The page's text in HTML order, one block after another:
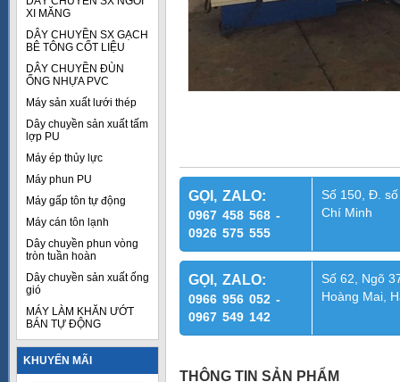
XI MĂNG
DÂY CHUYỀN SX GẠCH
BÊ TÔNG CỐT LIỆU
DÂY CHUYỀN ĐÙN
ỐNG NHỰA PVC
Máy sản xuất lưới thép
Dây chuyền sản xuất tấm
lợp PU
Máy ép thủy lực
Máy phun PU
Máy gấp tôn tự động
Máy cán tôn lạnh
Dây chuyền phun vòng
tròn tuần hoàn
Dây chuyền sản xuất ống
gió
MÁY LÀM KHĂN ƯỚT
BÁN TỰ ĐỘNG
KHUYẾN MÃI
GỌI, ZALO:
0967 458 568 -
0926 575 555
Số 150, Đ.
Chí Minh
GỌI, ZALO:
0966 956 052 -
0967 549 142
Số 62, Ngõ
Hoàng Mai,
THÔNG TIN SẢN PHẨM